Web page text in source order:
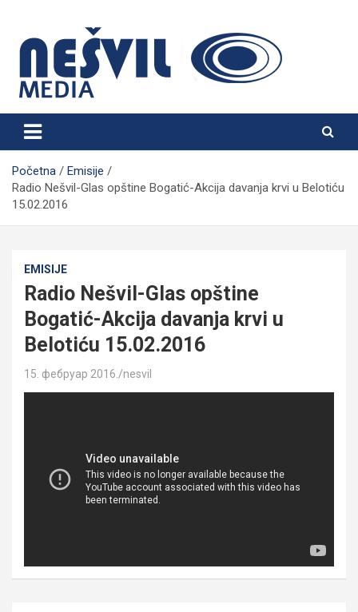
content
Nešvil Media Bogatić
Početna
Emisije
Radio Nešvil-Glas opštine Bogatić-Akcija davanja krvi u Belotiću
15.02.2016
EMISIJE
Radio Nešvil-Glas opštine
Bogatić-Akcija davanja krvi u
Belotiću 15.02.2016
15. фебруар 2016. nesvil